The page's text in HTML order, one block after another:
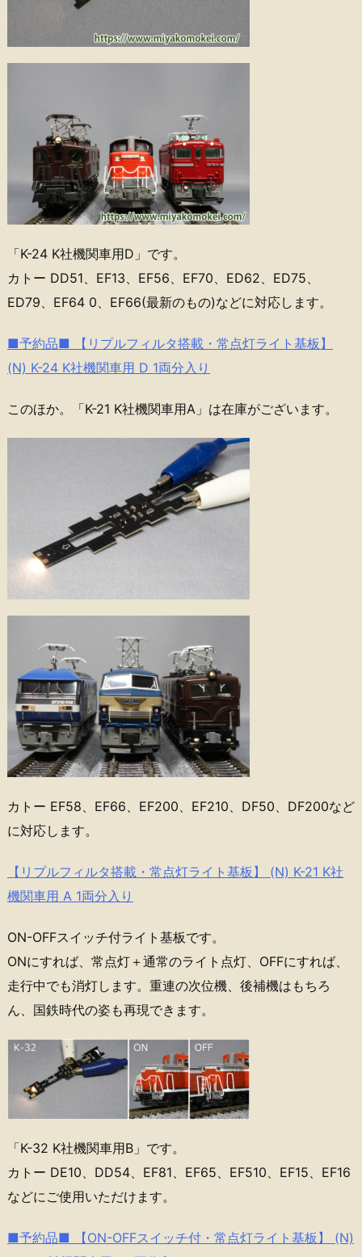
「K-24 K社機関車用D」です。
カトー DD51、EF13、EF56、EF70、ED62、ED75、
ED79、EF64 0、EF66(最新のもの)などに対応します。
■予約品■ 【リプルフィルタ搭載・常点灯ライト基板】
(N) K-24 K社機関車用 D 1両分入り
このほか。「K-21 K社機関車用A」は在庫がございます。
カトー EF58、EF66、EF200、EF210、DF50、DF200など
に対応します。
【リプルフィルタ搭載・常点灯ライト基板】 (N) K-21 K社
機関車用 A 1両分入り
ON-OFFスイッチ付ライト基板です。
ONにすれば、常点灯＋通常のライト点灯、OFFにすれば、
走行中でも消灯します。重連の次位機、後補機はもちろ
ん、国鉄時代の姿も再現できます。
「K-32 K社機関車用B」です。
カトー DE10、DD54、EF81、EF65、EF510、EF15、EF16
などにご使用いただけます。
■予約品■ 【ON-OFFスイッチ付・常点灯ライト基板】 (N)